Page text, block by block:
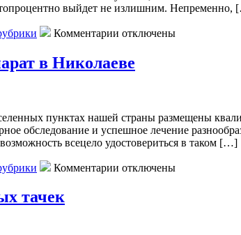
выйдет не излишним.
Комментарии отключены
в Николаеве
пунктах нашей страны размещены
обследование и успешное лечение
всецело удостовериться в таком […]
Комментарии отключены
тачек